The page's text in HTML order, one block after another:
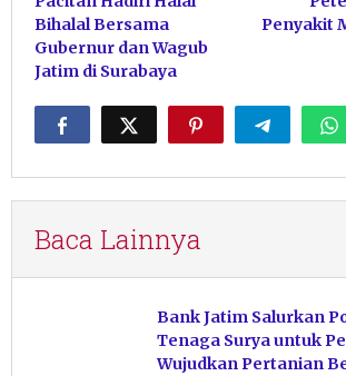
Bihalal Bersama
Gubernur dan Wagub
Jatim di Surabaya
Penyakit
Baca Lainnya
Bank Jatim Salurkan
Tenaga Surya untuk
Wujudkan Pertanian